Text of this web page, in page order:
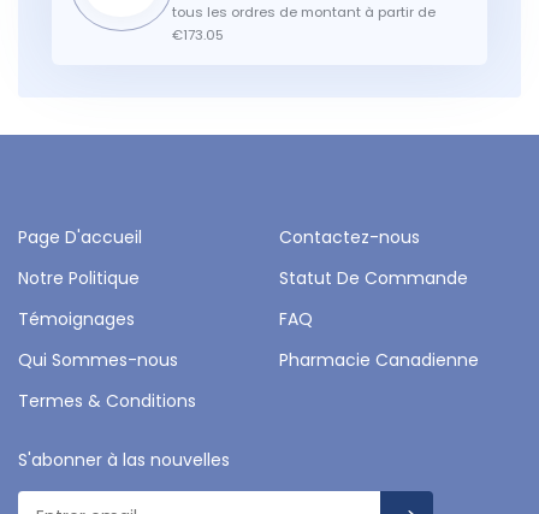
tous les ordres de montant à partir de
€173.05
Page D'accueil
Contactez-nous
Notre Politique
Statut De Commande
Témoignages
FAQ
Qui Sommes-nous
Pharmacie Canadienne
Termes & Conditions
S'abonner à las nouvelles